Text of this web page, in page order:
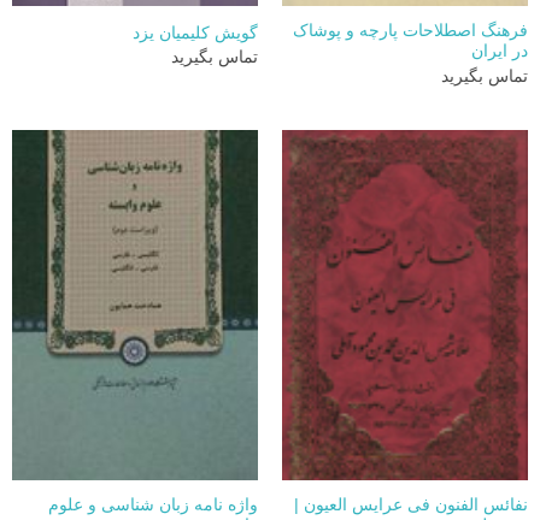
فرهنگ اصطلاحات پارچه و پوشاک
در ایران
تماس بگیرید
گویش کلیمیان یزد
تماس بگیرید
نفائس الفنون فی عرایس العیون |
واژه نامه زبان شناسی و علوم